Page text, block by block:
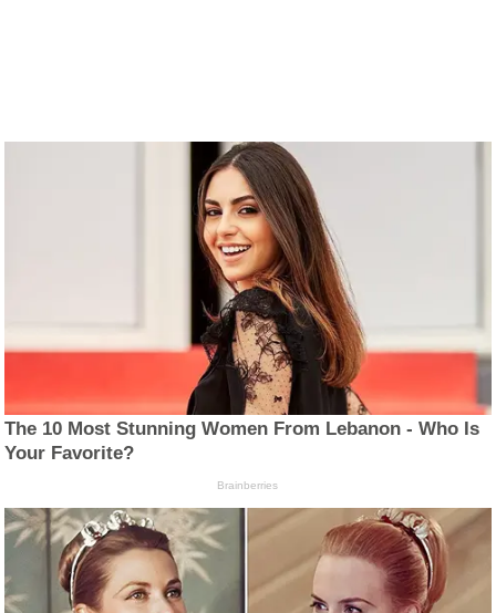
The 10 Most Stunning Women From Lebanon - Who Is
Your Favorite?
Brainberries